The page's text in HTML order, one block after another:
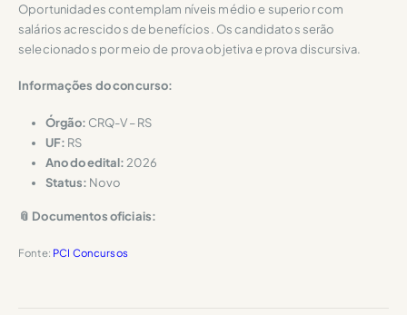
Oportunidades contemplam níveis médio e superior com
salários acrescidos de benefícios. Os candidatos serão
selecionados por meio de prova objetiva e prova discursiva.
Informações do concurso:
Órgão: CRQ-V – RS
UF: RS
Ano do edital: 2026
Status: Novo
📎 Documentos oficiais:
Fonte: PCI Concursos